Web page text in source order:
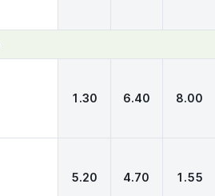
1.30 6.40 8.00
5.20 4.70 1.55